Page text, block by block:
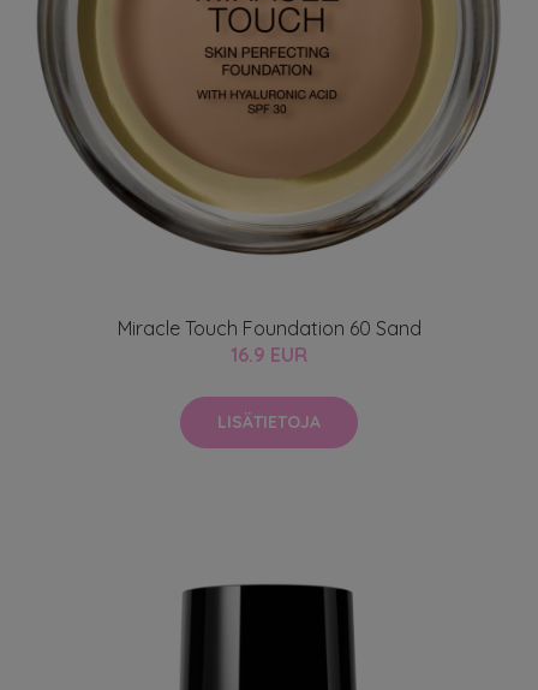
Miracle Touch Foundation 60 Sand
16.9 EUR
LISÄTIETOJA